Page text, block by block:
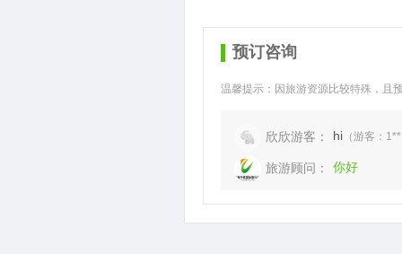
预订咨询
温馨提示：因旅游资源比较特殊，且
欣欣游客： hi （游客：
旅游顾问： 你好